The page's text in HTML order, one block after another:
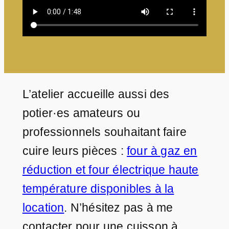
L’atelier accueille aussi des
potier·es amateurs ou
professionnels souhaitant faire
cuire leurs pièces :four à gaz en
réduction et four électrique haute
température disponibles à la
location. N’hésitez pas à me